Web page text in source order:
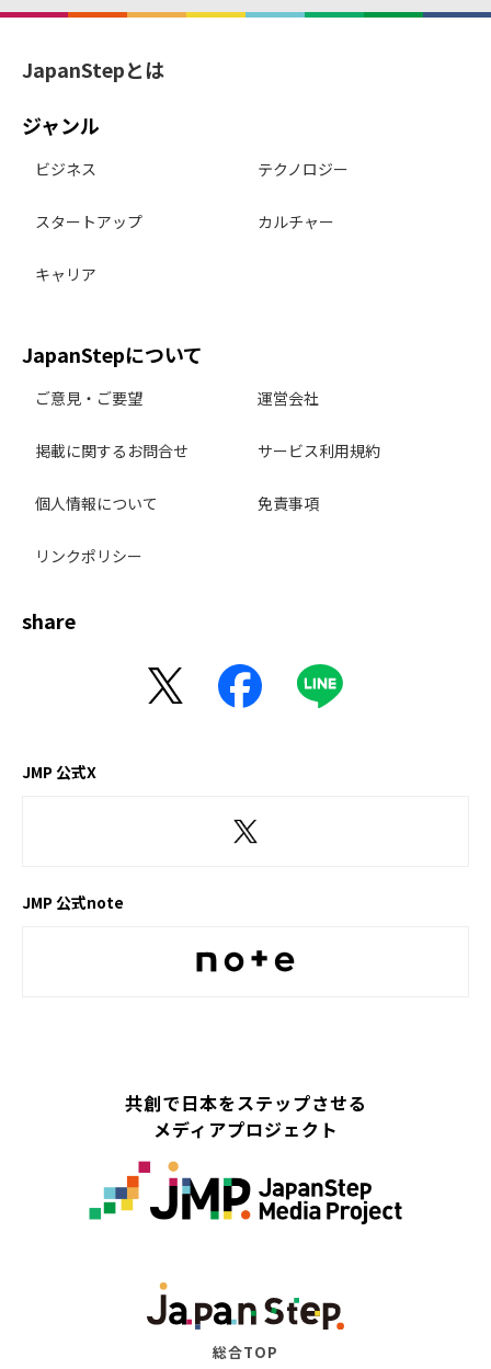
JapanStepとは
ジャンル
ビジネス テクノロジー
スタートアップ カルチャー
キャリア
JapanStepについて
ご意見・ご要望 運営会社
掲載に関するお問合せ サービス利用規約
個人情報について 免責事項
リンクポリシー
share
JMP 公式X
JMP 公式note
共創で日本をステップさせる
メディアプロジェクト
総合TOP